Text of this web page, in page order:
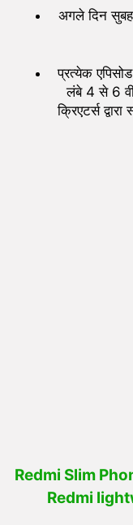
अगले दिन सुबह
प्रत्येक
लंबे 4 से 6
क्रिएटर्स
Redmi Slim
Redmi